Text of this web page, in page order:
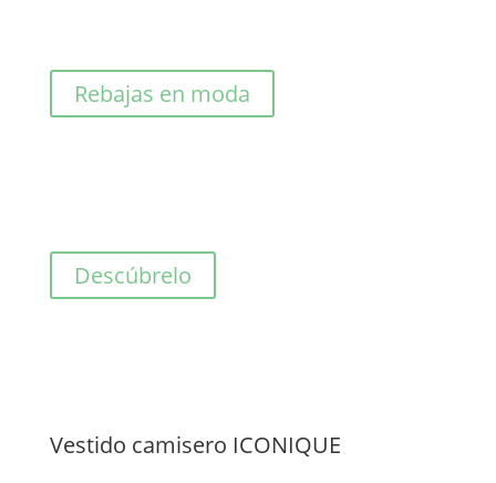
81,00€.40,50€.
Rebajas en moda
Descúbrelo
Vestido camisero ICONIQUE